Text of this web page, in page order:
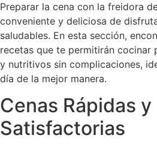
Preparar la cena con la freidora
conveniente y deliciosa de
saludables. En esta sección,
recetas que te permitirán cocinar
y nutritivos sin complicaciones,
día de la mejor manera.
Cenas Rápidas y
Satisfactorias